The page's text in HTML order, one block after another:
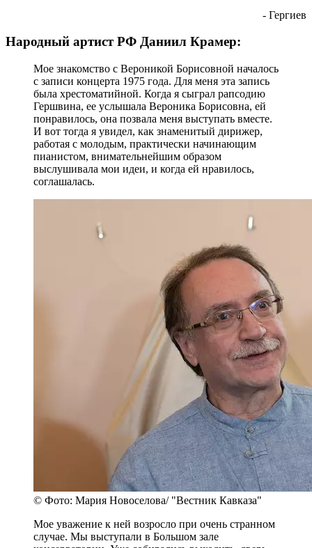
- Гергиев
Народный артист РФ Даниил Крамер:
Мое знакомство с Вероникой Борисовной началось
с записи концерта 1975 года. Для меня эта запись
была хрестоматийной. Когда я сыграл рапсодию
Гершвина, ее услышала Вероника Борисовна, ей
понравилось, она позвала меня выступать вместе.
И вот тогда я увидел, как знаменитый дирижер,
работая с молодым, практически начинающим
пианистом, внимательнейшим образом
выслушивала мои идеи, и когда ей нравилось,
соглашалась.
© Фото: Мария Новоселова/ "Вестник Кавказа"
Мое уважение к ней возросло при очень странном
случае. Мы выступали в Большом зале